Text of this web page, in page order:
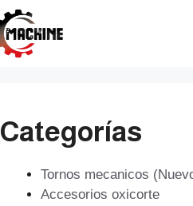
Categorías
Tornos mecanicos
Accesorios oxicorte